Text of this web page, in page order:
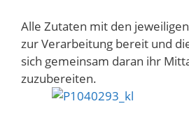
Alle Zutaten mit den
zur Verarbeitung bereit und
sich gemeinsam daran ihr
zuzubereiten.